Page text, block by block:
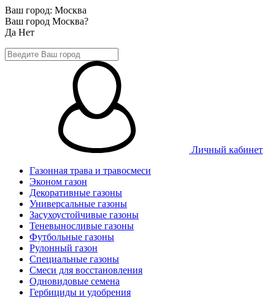
Ваш город: Москва
Ваш город Москва?
Да Нет
Личный кабинет
Газонная трава и травосмеси
Эконом газон
Декоративные газоны
Универсальные газоны
Засухоустойчивые газоны
Теневыносливые газоны
Футбольные газоны
Рулонный газон
Специальные газоны
Смеси для восстановления
Одновидовые семена
Гербициды и удобрения